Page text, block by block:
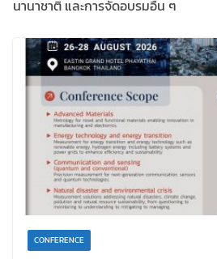
นานาชาติ และการจัดอบรมอื่น ๆ
CONFERENCE